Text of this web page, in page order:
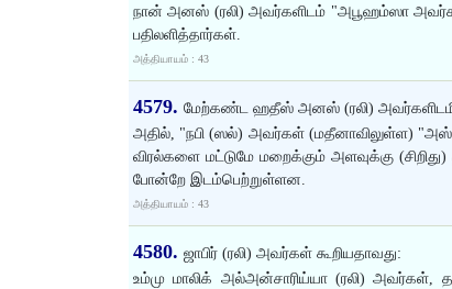
நான் அனஸ் (ரலி) அவர்களிடம் "அபூஹம்ஸா
பதிலளித்தார்கள்.
அத்தியாயம் : 43
4579. மேற்கண்ட ஹதீஸ் அனஸ் (ரலி)
அதில், "நபி (ஸல்) அவர்கள் (மதீனாவிலுள்ள)
விரல்களை மட்டுமே மறைக்கும் அளவுக்கு
போன்றே இடம்பெற்றுள்ளன.
அத்தியாயம் : 43
4580. ஜாபிர் (ரலி) அவர்கள் கூறியதாவது:
உம்மு மாலிக் அல்அன்சாரிய்யா (ரலி) அவர்கள்,